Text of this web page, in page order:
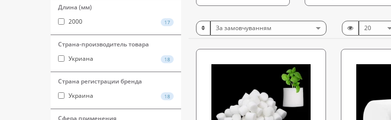
Длина (мм)
2000
17
Страна-производитель товара
Укриана
18
Страна регистрации бренда
Украина
18
Сфера применения